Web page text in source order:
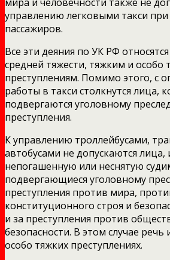
управлению легковыми такси при
пассажиров.
Все эти деяния по УК РФ
средней тяжести, тяжким и особо
преступлениям. Помимо этого, с
работы в такси столкнутся лица,
подвергаются уголовному
преступления.
К управлению троллейбусами,
автобусами не допускаются
непогашенную или неснятую
подвергающиеся уголовному
преступления против мира,
конституционного строя и
и за преступления против
безопасности. В этом случае речь
особо тяжких преступлениях.